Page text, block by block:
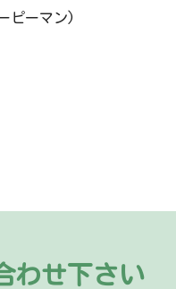
ピーマン)
わせ下さい